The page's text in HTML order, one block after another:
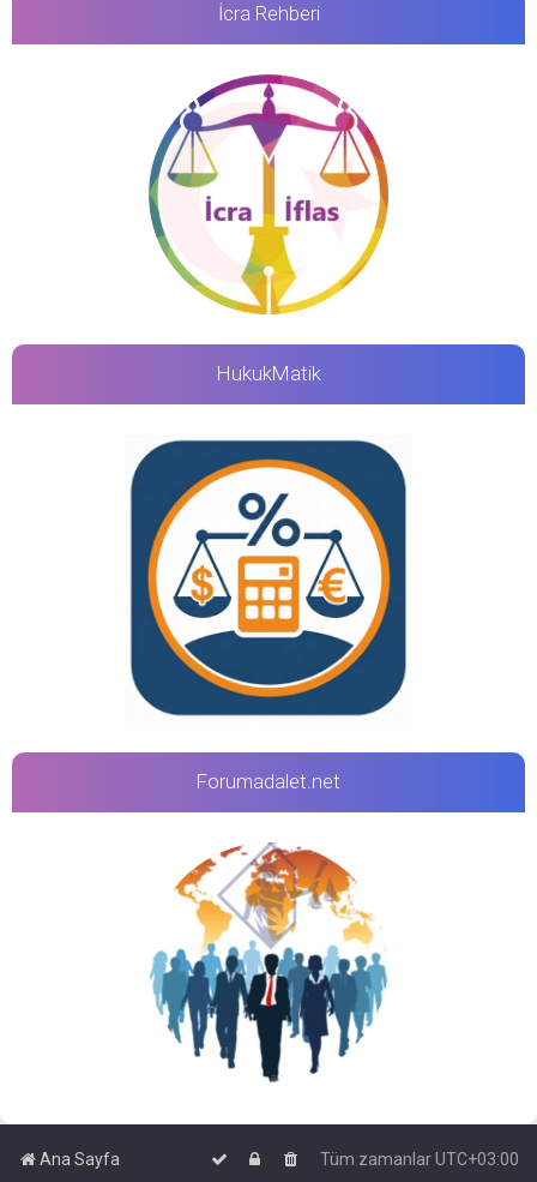
İcra Rehberi
HukukMatik
Forumadalet.net
Ana Sayfa Tüm zamanlarUTC+03:00